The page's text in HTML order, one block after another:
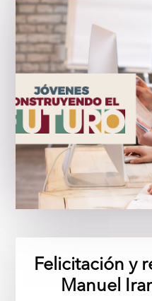
Felicitación y
Manuel